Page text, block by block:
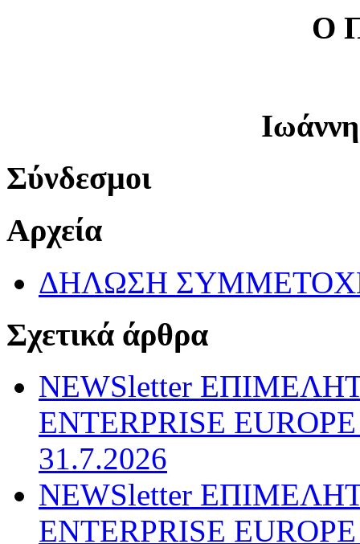
Ο
Σύνδεσμοι
Αρχεία
ΔΗΛΩΣΗ
Σχετικά άρθρα
NEWSletter
ENTERPRISE
31.7.2026
NEWSletter
ENTERPRISE